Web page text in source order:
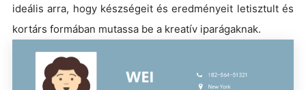
ideális arra, hogy készségeit és eredményeit letisztult és
kortárs formában mutassa be a kreatív iparágaknak.